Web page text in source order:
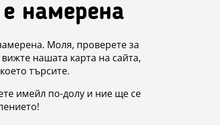
намерена
Моля, проверете за
нашата карта на сайта,
търсите.
имейл по-долу и ние ще се